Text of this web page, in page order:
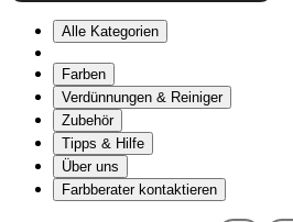
Alle Kategorien
Farben
Verdünnungen & Reiniger
Zubehör
Tipps & Hilfe
Über uns
Farbberater kontaktieren